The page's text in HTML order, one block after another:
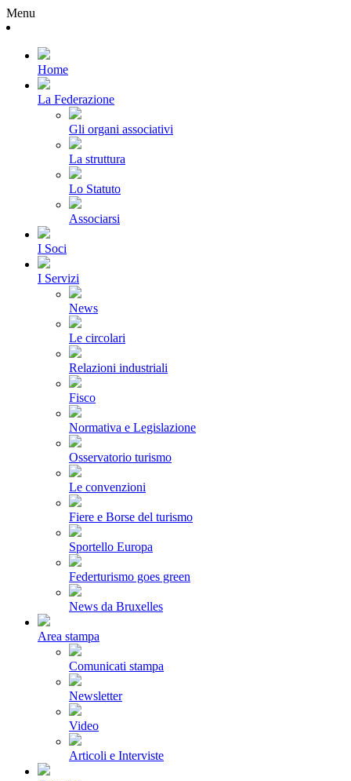
Menu
Home
La Federazione
Gli organi associativi
La struttura
Lo Statuto
Associarsi
I Soci
I Servizi
News
Le circolari
Relazioni industriali
Fisco
Normativa e Legislazione
Osservatorio turismo
Le convenzioni
Fiere e Borse del turismo
Sportello Europa
Federturismo goes green
News da Bruxelles
Area stampa
Comunicati stampa
Newsletter
Video
Articoli e Interviste